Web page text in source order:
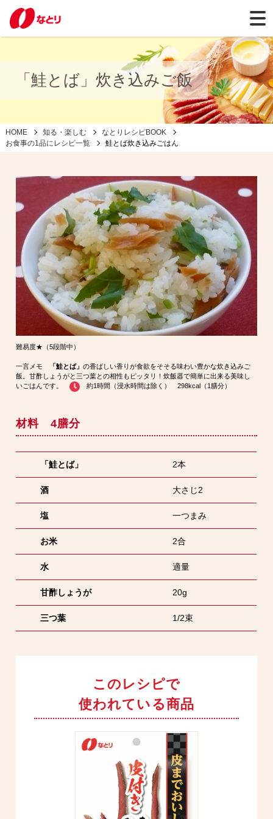
「鮭とば」炊き込みご飯
HOME 知る・楽しむ
なとりレシピBOOK
お食事の1品にレシピ一覧
鮭とば炊き込みごはん
難易度★（5段階中）
一言メモ 「鮭とば」の香ばしい香りが食欲をそそる味わい豊かな炊き込みご
飯。甘酢しょうがと三つ葉との相性もピッタリ！炊飯器で簡単に出来る美味し
いごはんです。
約1時間（浸水時間は除く） 298kcal（1膳分）
材料 4膳分
「鮭とば」 2本
酒 大さじ2
塩 一つまみ
お米 2合
水 適量
甘酢しょうが 20g
三つ葉 1/2束
このレシピで
使われている商品